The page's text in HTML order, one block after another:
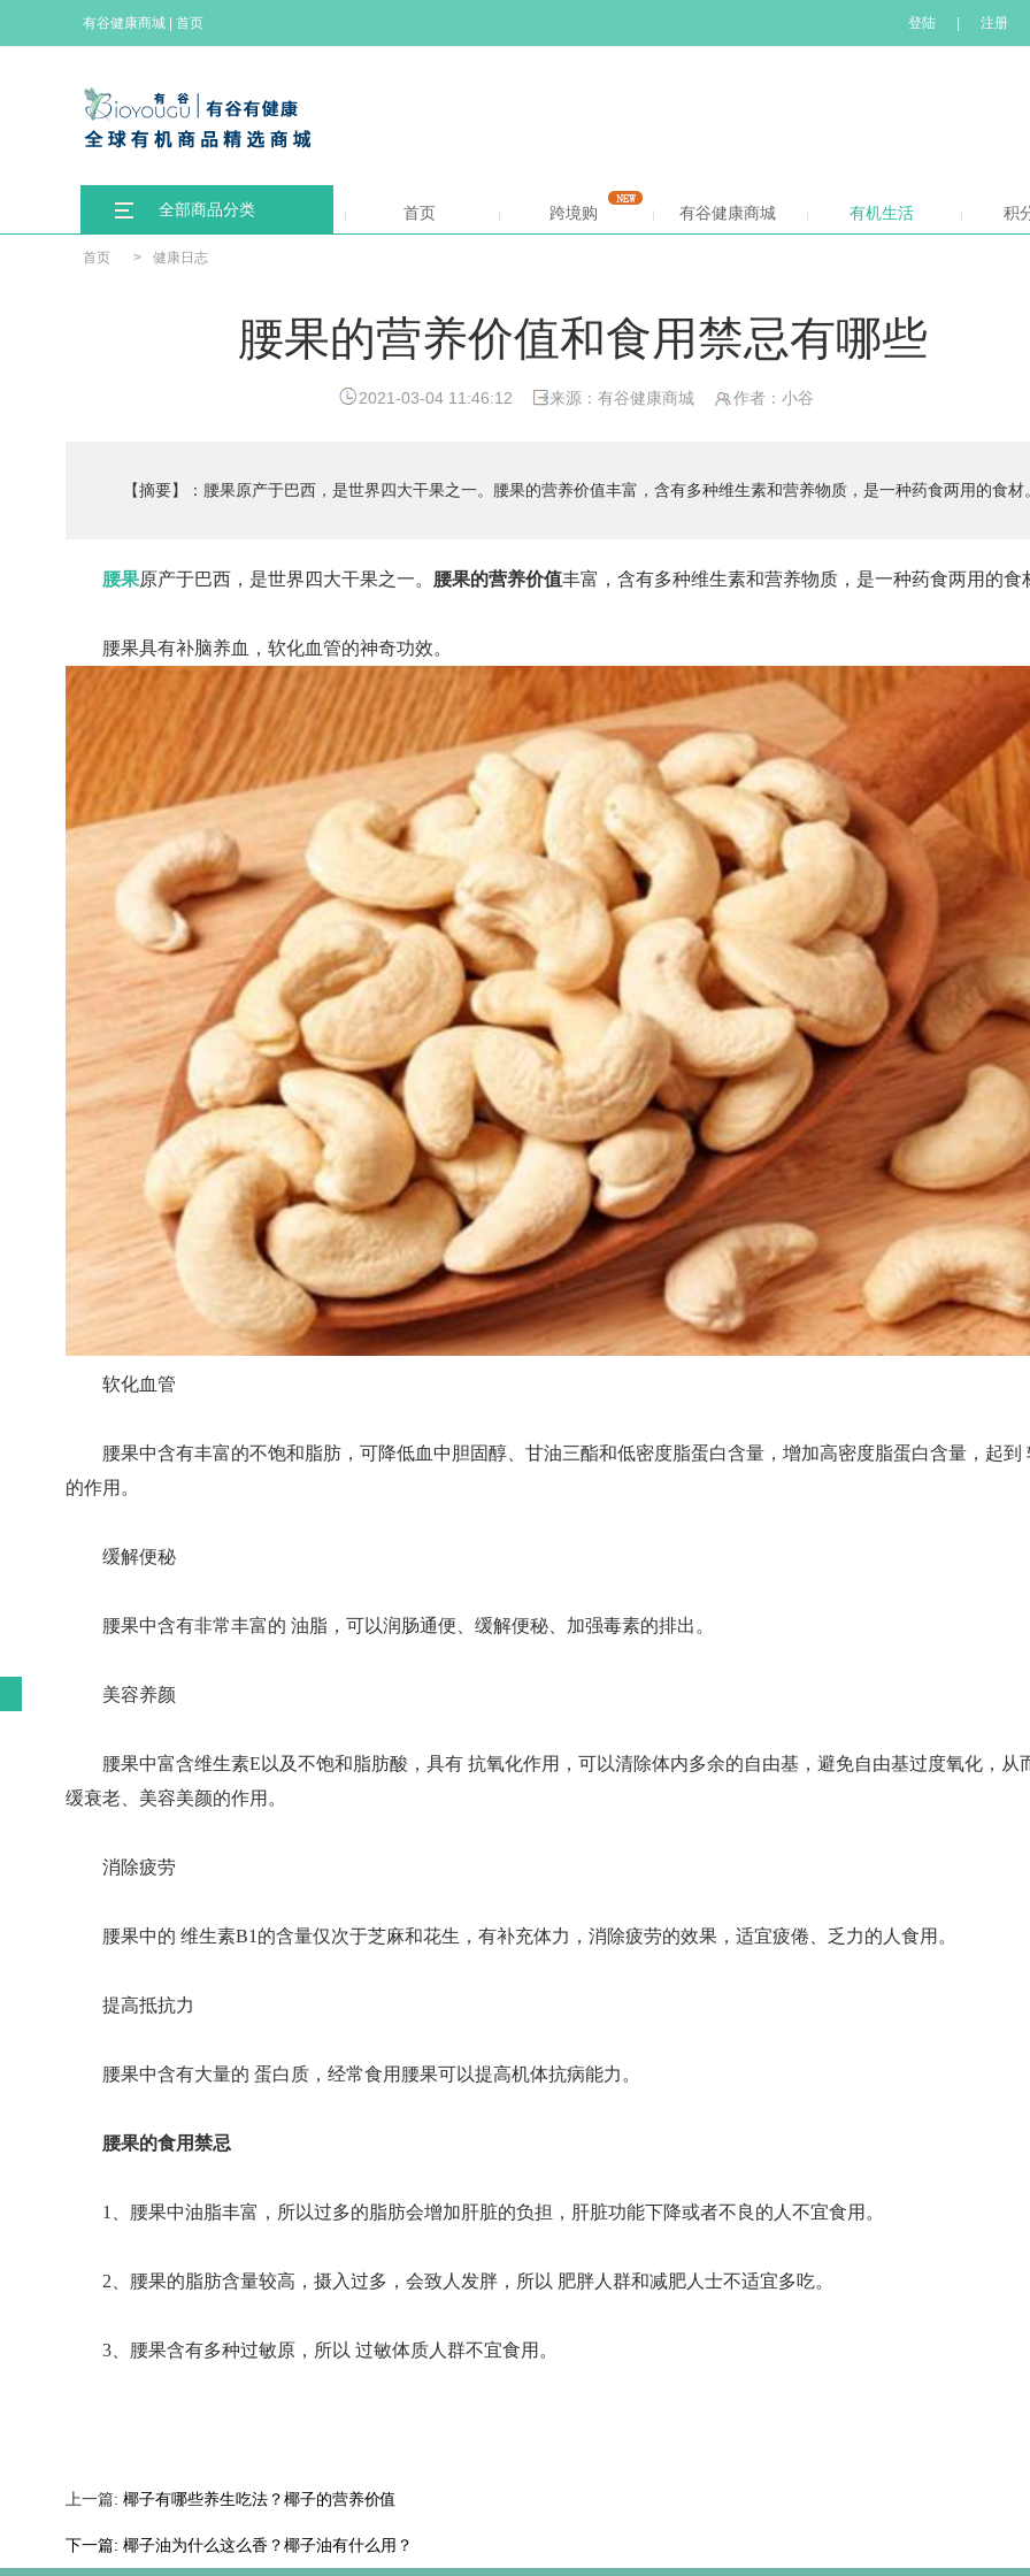
有谷健康商城 首页 登陆 注册
全部商品分类 首页 跨境购 有谷健康商城 有机生活 积
首页 > 健康日志
腰果的营养价值和食用禁忌有哪些
2021-03-04 11:46:12 来源：有谷健康商城 作者：小谷
【摘要】：腰果原产于巴西，是世界四大干果之一。腰果的营养价值丰富，含有多种维生素和营养物质，是一种药食两用的食材
腰果原产于巴西，是世界四大干果之一。 腰果的营养价值丰富，含有多种维生素和营养物质，是一种药食两用的食
腰果具有补脑养血，软化血管的神奇功效。
软化血管
腰果中含有丰富的不饱和脂肪，可降低血中胆固醇、甘油三酯和低密度脂蛋白含量，增加高密度脂蛋白含量，起到
的作用。
缓解便秘
腰果中含有非常丰富的 油脂，可以润肠通便、缓解便秘、加强毒素的排出。
美容养颜
腰果中富含维生素E以及不饱和脂肪酸，具有 抗氧化作用，可以清除体内多余的自由基，避免自由基过度氧化，从
缓衰老、美容美颜的作用。
消除疲劳
腰果中的 维生素B1的含量仅次于芝麻和花生，有补充体力，消除疲劳的效果，适宜疲倦、乏力的人食用。
提高抵抗力
腰果中含有大量的 蛋白质，经常食用腰果可以提高机体抗病能力。
腰果的食用禁忌
1、腰果中油脂丰富，所以过多的脂肪会增加肝脏的负担，肝脏功能下降或者不良的人不宜食用。
2、腰果的脂肪含量较高，摄入过多，会致人发胖，所以 肥胖人群和减肥人士不适宜多吃。
3、腰果含有多种过敏原，所以 过敏体质人群不宜食用。
上一篇: 椰子有哪些养生吃法？椰子的营养价值
下一篇: 椰子油为什么这么香？椰子油有什么用？